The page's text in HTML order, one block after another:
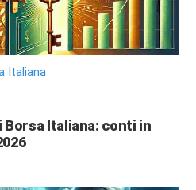
Italiana
Italiana: conti in